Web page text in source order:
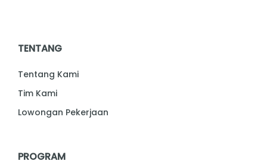
TENTANG
Tentang Kami
Tim Kami
Lowongan Pekerjaan
PROGRAM